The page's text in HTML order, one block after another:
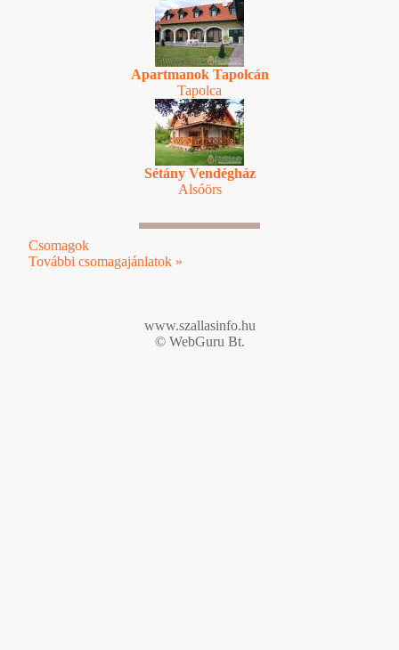
Apartmanok Tapolcán
Tapolca
Sétány Vendégház
Alsóörs
Csomagok
További csomagajánlatok »
www.szallasinfo.hu
© WebGuru Bt.